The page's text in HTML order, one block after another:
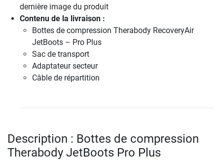
dernière image du produit
Contenu de la livraison :
Bottes de compression Therabody RecoveryAir
JetBoots – Pro Plus
Sac de transport
Adaptateur secteur
Câble de répartition
Description : Bottes de compression
Therabody JetBoots Pro Plus